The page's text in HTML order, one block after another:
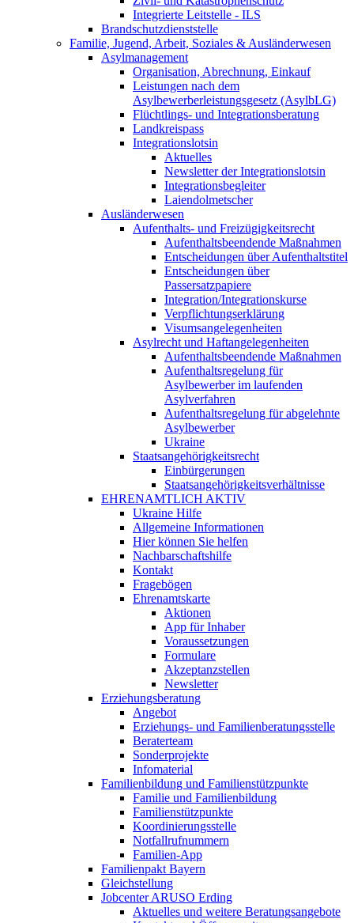
Integrierte Leitstelle - ILS
Brandschutzdienststelle
Familie, Jugend, Arbeit, Soziales & Ausländerwesen
Asylmanagement
Organisation, Abrechnung, Einkauf
Leistungen nach dem
Asylbewerberleistungsgesetz (AsylbLG)
Flüchtlings- und Integrationsberatung
Landkreispass
Integrationslotsin
Aktuelles
Newsletter der Integrationslotsin
Integrationsbegleiter
Laiendolmetscher
Ausländerwesen
Aufenthalts- und Freizügigkeitsrecht
Aufenthaltsbeendende Maßnahmen
Entscheidungen über Aufenthaltstitel
Entscheidungen über
Passersatzpapiere
Integration/Integrationskurse
Verpflichtungserklärung
Visumsangelegenheiten
Asylrecht und Haftangelegenheiten
Aufenthaltsbeendende Maßnahmen
Aufenthaltsregelung für
Asylbewerber im laufenden
Asylverfahren
Aufenthaltsregelung für abgelehnte
Asylbewerber
Ukraine
Staatsangehörigkeitsrecht
Einbürgerungen
Staatsangehörigkeitsverhältnisse
EHRENAMTLICH AKTIV
Ukraine Hilfe
Allgemeine Informationen
Hier können Sie helfen
Nachbarschaftshilfe
Kontakt
Fragebögen
Ehrenamtskarte
Aktionen
App für Inhaber
Voraussetzungen
Formulare
Akzeptanzstellen
Newsletter
Erziehungsberatung
Angebot
Erziehungs- und Familienberatungsstelle
Beraterteam
Sonderprojekte
Infomaterial
Familienbildung und Familienstützpunkte
Familie und Familienbildung
Familienstützpunkte
Koordinierungsstelle
Notfallrufnummern
Familien-App
Familienpakt Bayern
Gleichstellung
Jobcenter ARUSO Erding
Aktuelles und weitere Beratungsangebote